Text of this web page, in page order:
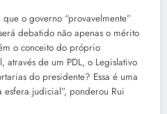
o governo “provavelmente”
debatido não apenas o mérito
o conceito do próprio
através de um PDL, o Legislativo
do presidente? Essa é uma
judicial”, ponderou Rui